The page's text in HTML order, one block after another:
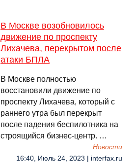
В Москве возобновилось
движение по проспекту
Лихачева, перекрытом после
атаки БПЛА
В Москве полностью
восстановили движение по
проспекту Лихачева, который с
раннего утра был перекрыт
после падения беспилотника на
строящийся бизнес-центр. …
Новости
16:40, Июль 24, 2023 | interfax.ru